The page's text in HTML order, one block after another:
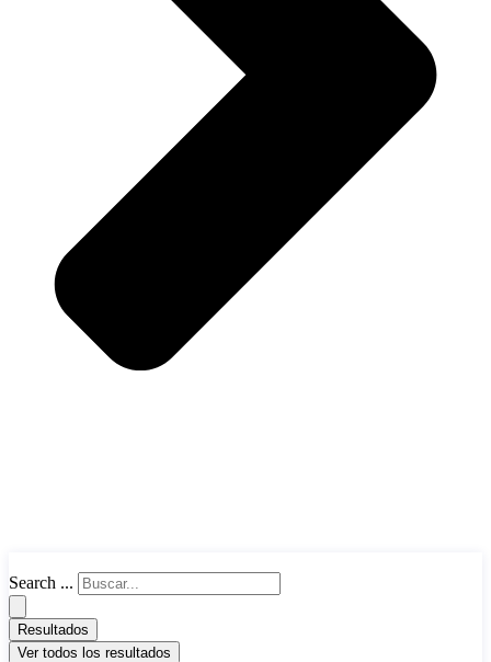
Search ...
Resultados
Ver todos los resultados